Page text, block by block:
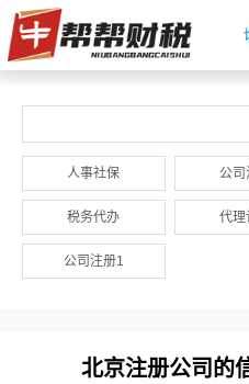
人事社保 公司
税务代办 代理
公司注册1
北京注册公司的